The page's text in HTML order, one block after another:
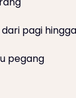
pagi
pegang